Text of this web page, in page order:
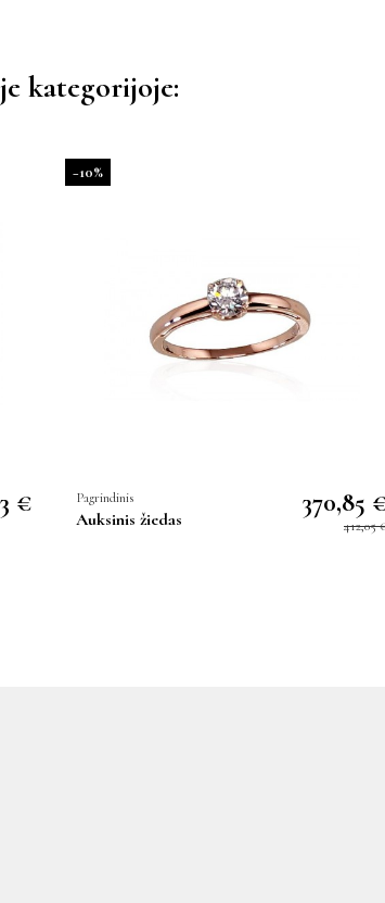
kategorijoje:
€
−10%
Pagrindinis
Auksinis žiedas
370,85
412,05